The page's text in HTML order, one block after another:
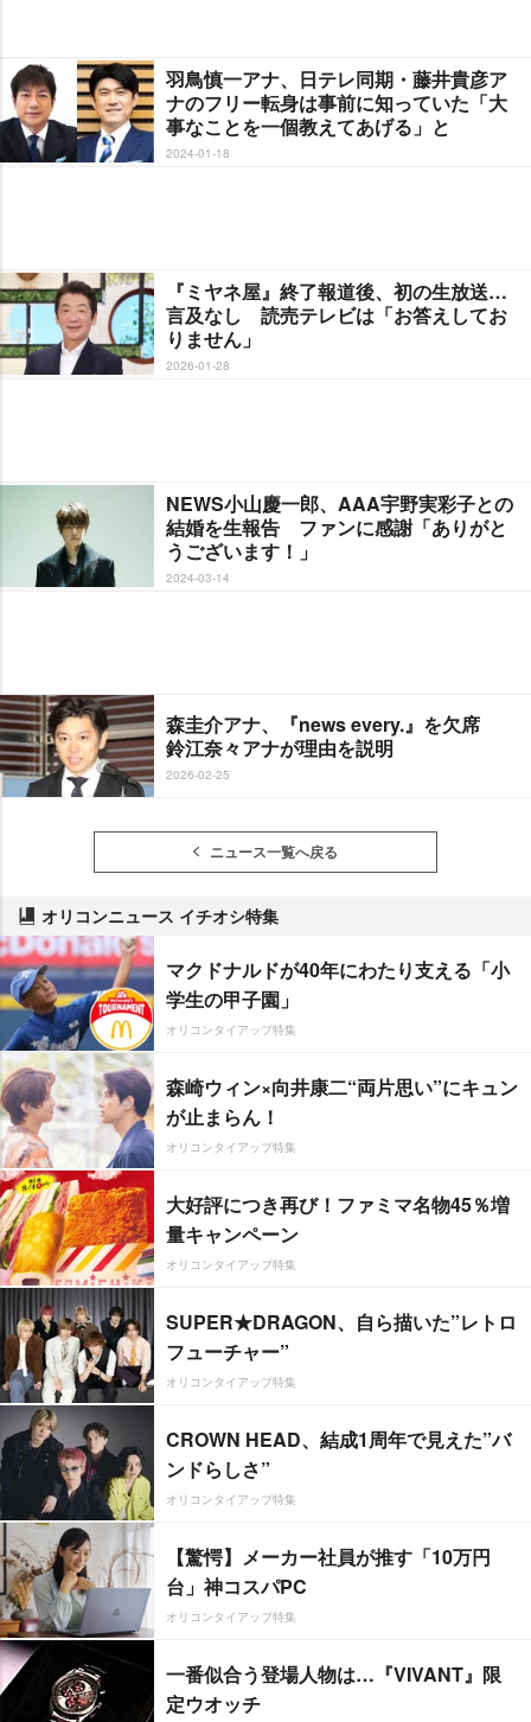
羽鳥慎一アナ、日テレ同期・藤井貴彦ア
ナのフリー転身は事前に知っていた「大
事なことを一個教えてあげる」と
2024-01-18
『ミヤネ屋』終了報道後、初の生放送…
言及なし 読売テレビは「お答えしてお
りません」
2026-01-28
NEWS小山慶一郎、AAA宇野実彩子との
結婚を生報告 ファンに感謝「ありがと
うございます！」
2024-03-14
森圭介アナ、『news every.』を欠席
鈴江奈々アナが理由を説明
2026-02-25
ニュース一覧へ戻る
オリコンニュース イチオシ特集
マクドナルドが40年にわたり支える「小
学生の甲子園」
オリコンタイアップ特集
森崎ウィン×向井康二“両片思い”にキュン
が止まらん！
オリコンタイアップ特集
大好評につき再び！ファミマ名物45％増
量キャンペーン
オリコンタイアップ特集
SUPER★DRAGON、自ら描いた”レトロ
フューチャー”
オリコンタイアップ特集
CROWN HEAD、結成1周年で見えた”バ
ンドらしさ”
オリコンタイアップ特集
【驚愕】メーカー社員が推す「10万円
台」神コスパPC
オリコンタイアップ特集
一番似合う登場人物は…『VIVANT』限
定ウオッチ